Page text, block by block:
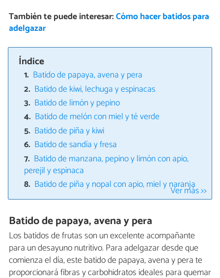
También te puede interesar:Cómo hacer batidos para
adelgazar
Índice
Batido de papaya, avena y pera
Batido de kiwi, lechuga y espinacas
Batido de limón y pepino
Batido de melón con miel y té verde
Batido de piña y kiwi
Batido de sandía y fresa
Batido de manzana, pepino y limón con apio,
perejil y espinaca
Batido de piña y nopal con apio, miel y naranja
Ver más >>
Batido de papaya, avena y pera
Los batidos de frutas son un excelente acompañante
para un desayuno nutritivo. Para adelgazar desde que
comienza el día, este batido de papaya, avena y pera te
proporcionará fibras y carbohidratos ideales para quemar